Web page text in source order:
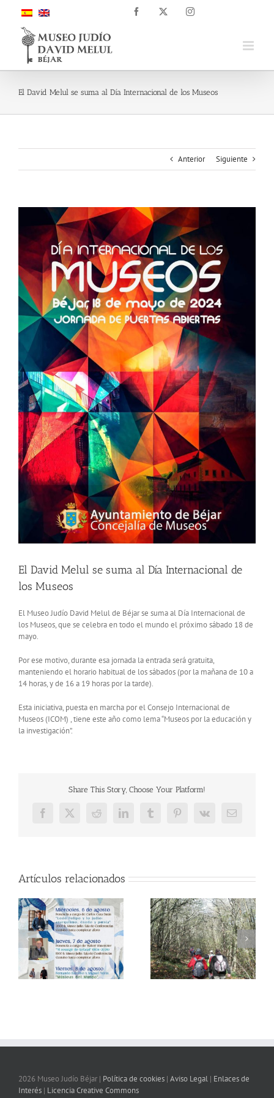
contenido
Facebook Instagram
El David Melul se suma al Día Internacional de los Museos
Anterior Siguiente
El David Melul se suma al Día Internacional de
los Museos
El Museo Judío David Melul de Béjar se suma al Día Internacional de
los Museos, que se celebra en todo el mundo el próximo sábado 18 de
mayo.
Por ese motivo, durante esa jornada la entrada será gratuita,
manteniendo el horario habitual de los sábados (por la mañana de 10 a
14 horas, y de 16 a 19 horas por la tarde).
Esta iniciativa, puesta en marcha por el Consejo Internacional de
Museos (ICOM) , tiene este año como lema “Museos por la educación y
la investigación”.
Share This Story, Choose Your Platform!
Facebook
X RedditLinkedInTumblrPinterest
Vk
Correo
Artículos relacionados
2026 Museo Judío Béjar | Política de cookies | Aviso Legal | Enlaces de
Interés | Licencia Creative Commons